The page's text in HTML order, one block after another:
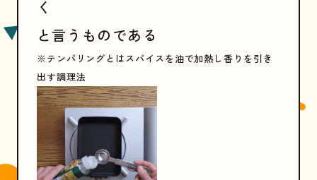
く
と言うものである
※テンパリングとはスパイスを油で加熱し香りを引き
出す調理法